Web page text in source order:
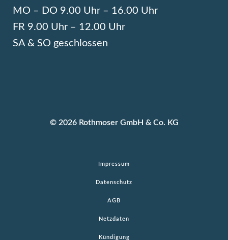
MO – DO 9.00 Uhr – 16.00 Uhr
FR 9.00 Uhr – 12.00 Uhr
SA & SO geschlossen
© 2026 Rothmoser GmbH & Co. KG
Impressum
Datenschutz
AGB
Netzdaten
Kündigung